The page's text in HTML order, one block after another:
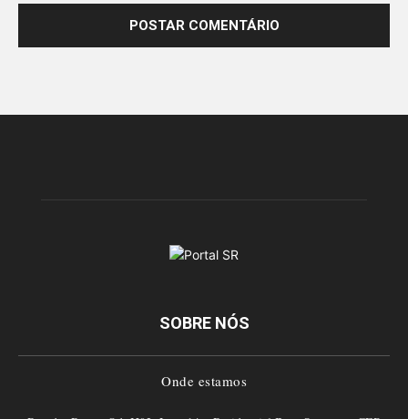
SOBRE NÓS
Onde estamos